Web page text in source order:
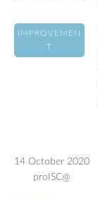
IMPROVEMEN
T
14 October 2020
proISC@